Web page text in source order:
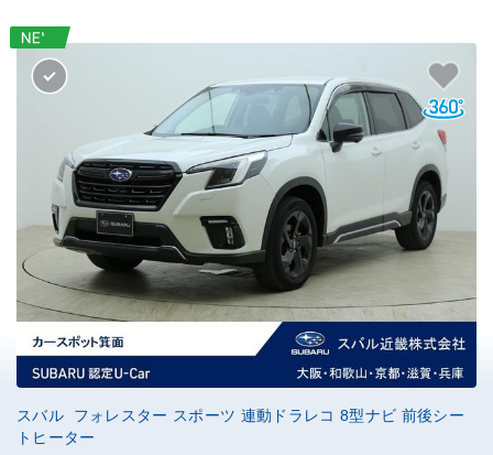
スバル フォレスター スポーツ 連動ドラレコ 8型ナビ 前後シー
トヒーター